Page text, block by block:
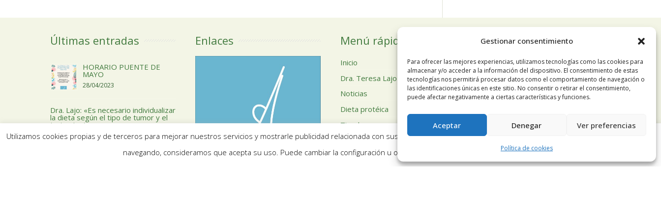
Gestionar consentimiento
Para ofrecer las mejores experiencias, utilizamos tecnologías como las cookies para
almacenar y/o acceder a la información del dispositivo. El consentimiento de estas
tecnologías nos permitirá procesar datos como el comportamiento de navegación o
las identificaciones únicas en este sitio. No consentir o retirar el consentimiento,
puede afectar negativamente a ciertas características y funciones.
Aceptar Denegar Ver preferencias
Política de cookies
Últimas entradas
HORARIO PUENTE DE
MAYO
28/04/2023
Dra. Lajo: «Es necesario individualizar
la dieta según el tipo de tumor y el
tratamiento»
09/02/2022
Enlaces Menú rápido
Inicio
Dra. Teresa Lajo
Noticias
Dieta protéica
Tienda
Acceso profesional
Contacto
Calle Doctor Calero, 19 Centro
Comercial El Tutti 1ª Planta, local 24
28220 Majadahonda Madrid
+34 91 196 19 63
Móvil+34 678 68 84 13
Utilizamos cookies propias y de terceros para mejorar nuestros servicios y mostrarle publicidad relacionada con sus preferencias mediante el análisis de sus hábitos de navegación. Si continúa
navegando, consideramos que acepta su uso. Puede cambiar la configuración u obtener más información
Aceptar